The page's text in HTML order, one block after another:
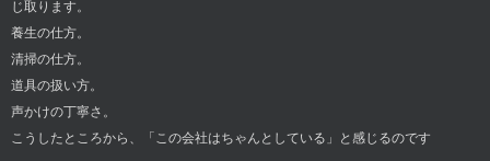
じ取ります。
養生の仕方。
清掃の仕方。
道具の扱い方。
声かけの丁寧さ。
こうしたところから、「この会社はちゃんとしている」と感じるのです